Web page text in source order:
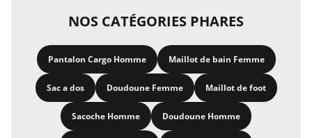
NOS CATÉGORIES PHARES
Pantalon Cargo Homme Maillot de bain Femme
Sac a dos Doudoune Femme Maillot de foot
Sacoche Homme Doudoune Homme